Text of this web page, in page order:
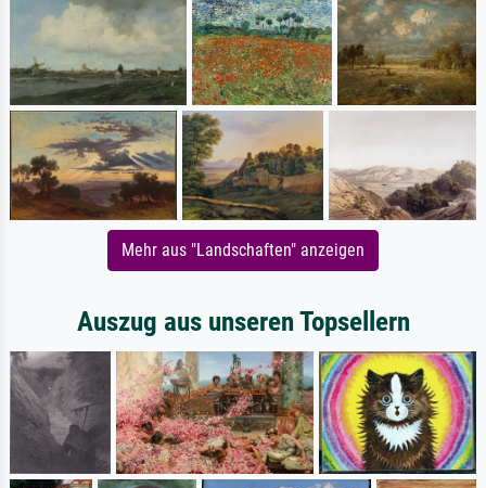
Mehr aus "Landschaften" anzeigen
Auszug aus unseren Topsellern